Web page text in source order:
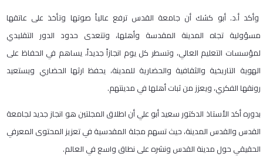
وأكد أ.د. أبو كشك أن جامعة القدس ترفع عالياً صوتها وتأخذ على عاتقها
مسؤولية تجاه المدينة المقدسة وأهلها، وتتعدى حدود الدور التقليدي
لمؤسسات التعليم العالي، وتسطر كل يوم انجازاً جديداً، يساهم في الحفاظ على
الهوية التاريخية والثقافية والحضارية للمدينة، يحفظ ارثها الحضاري ويستعيد
رونقها الفكري، ويعزز من ثبات أهلها في مدينتهم.
بدوره أكد الأستاذ الدكتور سعيد أبو علي أن اطلاق المجلتين هو انجاز جديد لجامعة
القدس والقدس المدينة، حيث تسهم مجلة المقدسية في تعزيز المحتوى المعرفي
الحقيقي حول مدينة القدس ونشره على نطاق واسع في العالم.